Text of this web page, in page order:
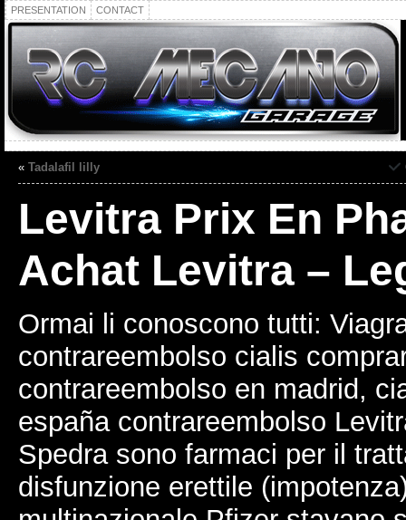
PRESENTATION CONTACT
« Tadalafil lilly
Levitra Prix En
Achat Levitra –
Ormai li conoscono tutti:
contrareembolso cialis
contrareembolso en madrid,
españa contrareembolso
Spedra sono farmaci per il
disfunzione erettile